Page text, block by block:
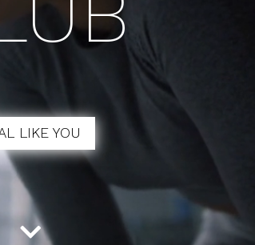
LIKE YOU
